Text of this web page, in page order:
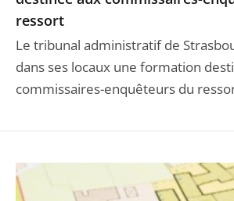
ressort
Le tribunal administratif de
dans ses locaux une formation
commissaires-enquêteurs du